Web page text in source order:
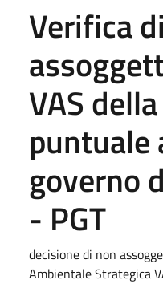
Verifica di
VAS
puntuale
governo
- PGT
decisione di non
Ambientale Strategica